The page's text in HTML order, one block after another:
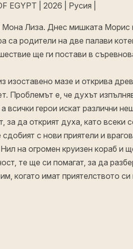
EGYPT | 2026 | Русия |
Лиза. Днес мишката Морис
родители на две палави
ще ги постави в
изоставено мазе и открива
Проблемът е, че духът
герои искат различни
за да открият духа, като всеки
с нови приятели и
на огромен круизен кораб и
те ще си помагат, за да
когато имат приятелството си